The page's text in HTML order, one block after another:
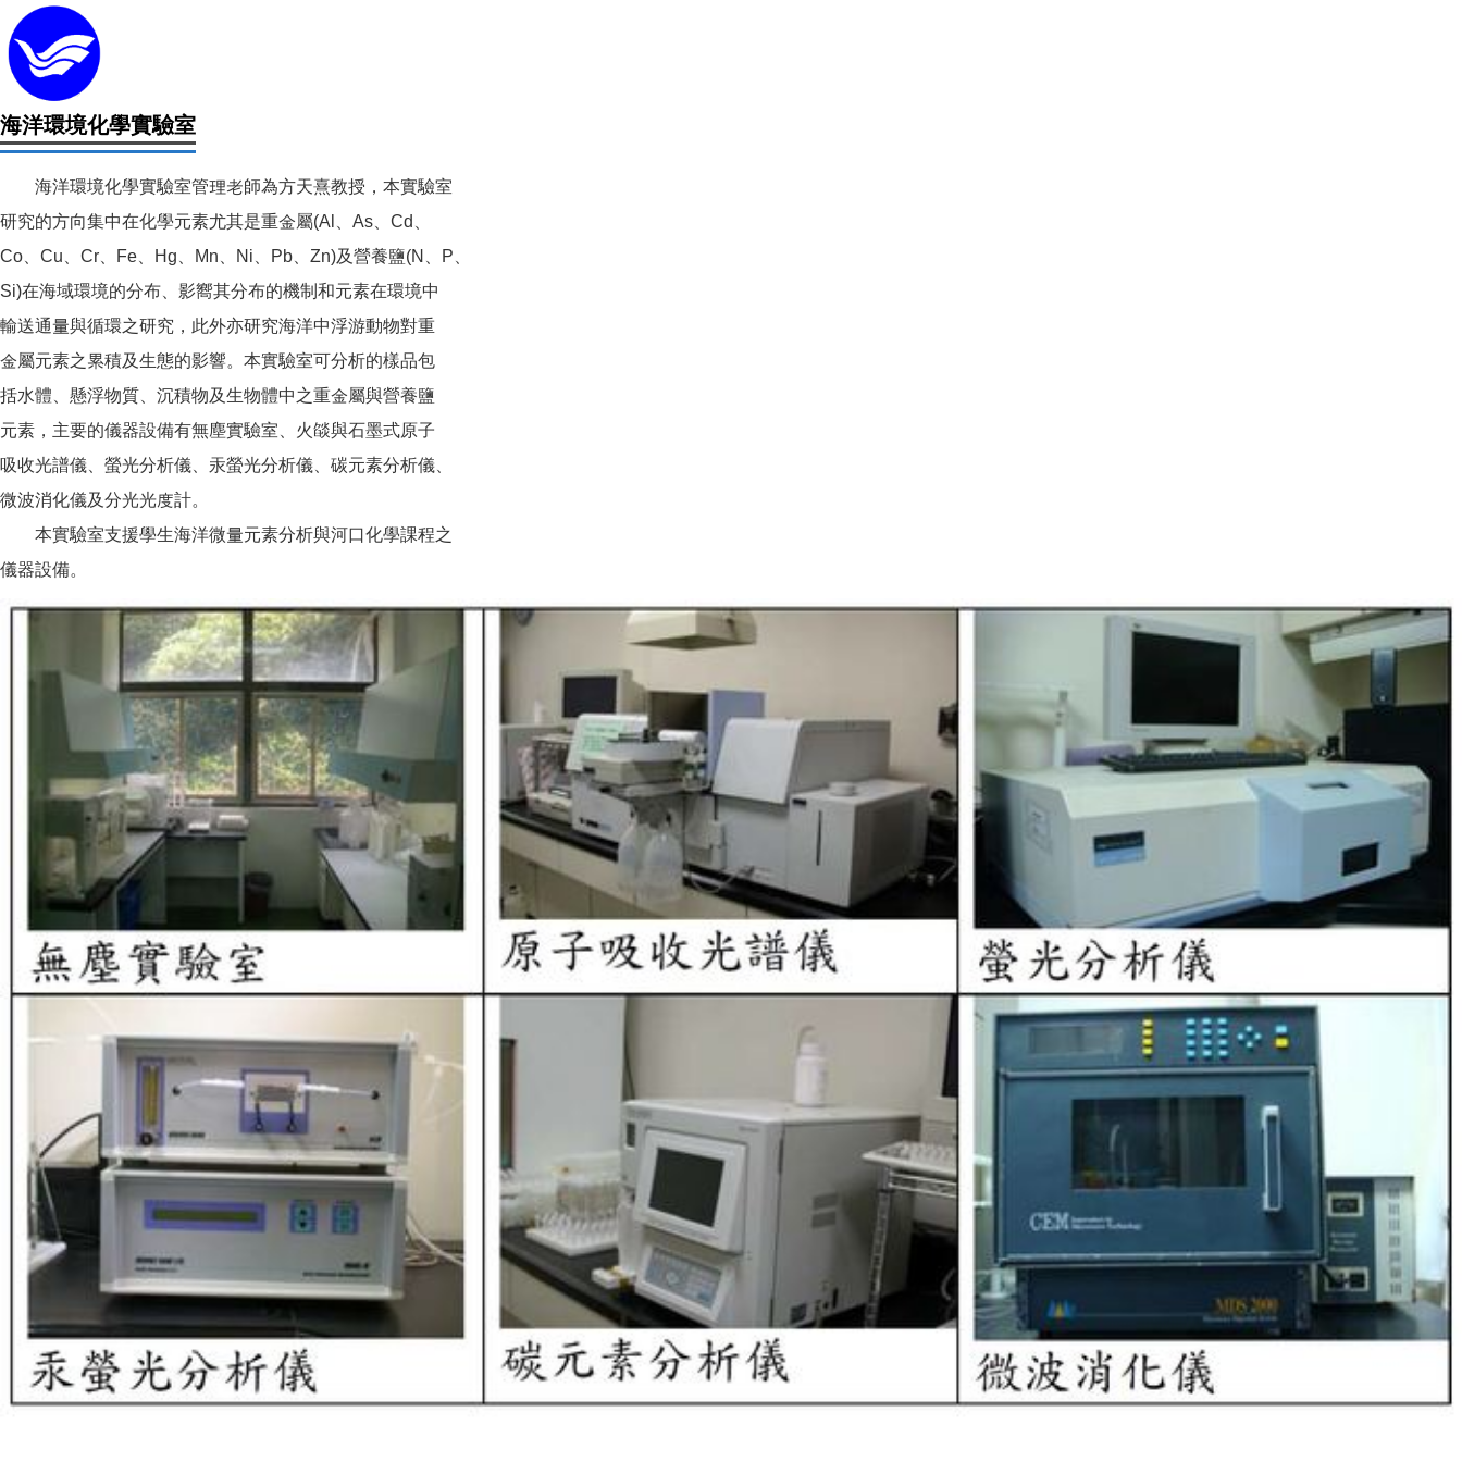
海洋環境化學實驗室
海洋環境化學實驗室管理老師為方天熹教授，本實驗室
研究的方向集中在化學元素尤其是重金屬(Al、As、Cd、
Co、Cu、Cr、Fe、Hg、Mn、Ni、Pb、Zn)及營養鹽(N、P、
Si)在海域環境的分布、影嚮其分布的機制和元素在環境中
輸送通量與循環之研究，此外亦研究海洋中浮游動物對重
金屬元素之累積及生態的影響。本實驗室可分析的樣品包
括水體、懸浮物質、沉積物及生物體中之重金屬與營養鹽
元素，主要的儀器設備有無塵實驗室、火燄與石墨式原子
吸收光譜儀、螢光分析儀、汞螢光分析儀、碳元素分析儀、
微波消化儀及分光光度計。
本實驗室支援學生海洋微量元素分析與河口化學課程之
儀器設備。